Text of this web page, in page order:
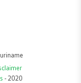
- 2020